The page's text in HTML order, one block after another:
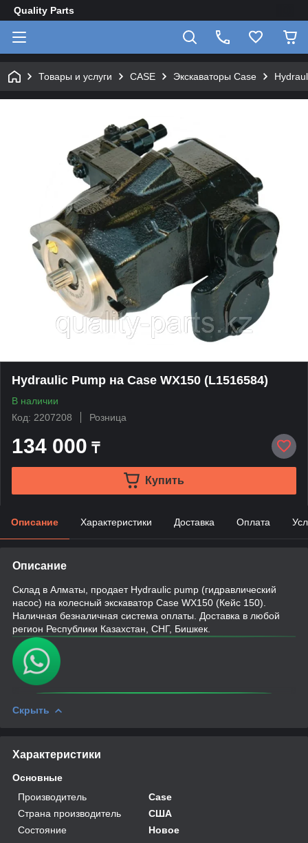
Quality Parts
Товары и услуги CASE Экскаваторы Case
Hydraulic Pump на Case WX150 (L1516584)
В наличии
Код: 2207208
Розница
134 000 ₸
Купить
Описание Характеристики Доставка Оплата
Описание
Склад в Алматы, продает Hydraulic pump (гидравлический
насос) на колесный экскаватор Case WX150 (Кейс 150).
Наличная безналичная система оплаты. Доставка в любой
регион Республики Казахстан, СНГ, Бишкек.
Скрыть
Характеристики
Основные
Производитель
Case
Страна производитель
США
Состояние
Новое